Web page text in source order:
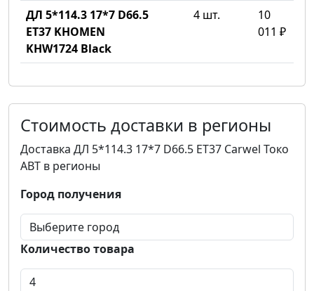
ДЛ 5*114.3 17*7 D66.5
ET37 KHOMEN
KHW1724 Black
4 шт.
10
011 ₽
Стоимость доставки в регионы
Доставка ДЛ 5*114.3 17*7 D66.5 ET37 Carwel Токо
ABT в регионы
Город получения
Количество товара